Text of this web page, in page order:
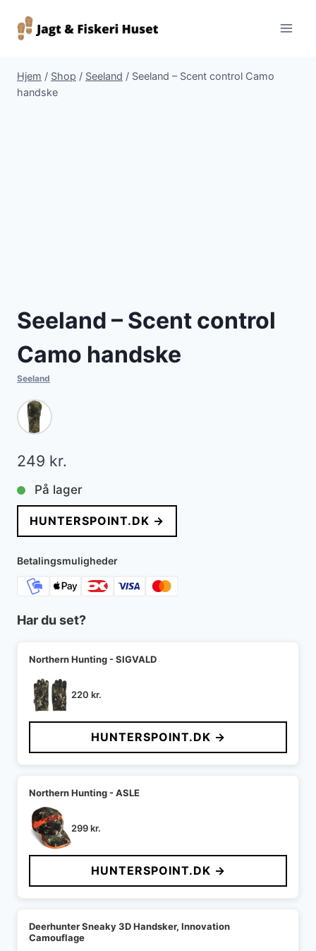
Hjem / Shop / Seeland / Seeland – Scent control Camo
handske
Seeland – Scent control
Camo handske
Seeland
249 kr.
På lager
HUNTERSPOINT.DK →
Betalingsmuligheder
Har du set?
Northern Hunting - SIGVALD
220 kr.
HUNTERSPOINT.DK →
Northern Hunting - ASLE
299kr.
HUNTERSPOINT.DK →
Deerhunter Sneaky 3D Handsker, Innovation
Camouflage